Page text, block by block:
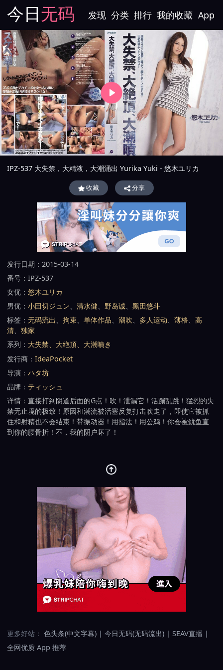
今日无码 发现 分类 排行 我的收藏 App
IPZ-537 大失禁，大精液，大潮涌出 Yurika Yuki - 悠木ユリカ
收藏 分享
发行日期：2015-03-14
番号：IPZ-537
女优：悠木ユリカ
男优：小田切ジュン、清水健、野岛诚、黑田悠斗
标签：无码流出、拘束、单体作品、潮吹、 多人运动、薄格、高
清、独家
系列： 大失禁、大絶頂、大潮噴き
发行商：IdeaPocket
导演：ハタ坊
品牌： ティッシュ
详情：直接打到阴道后面的G点！吹！泄漏它！活蹦乱跳！猛烈的失
禁无止境的极致！原因和潮流被活塞反复打击吹走了，即使它被抓
住和射精也不会结束！带振动器！用指法！用公鸡！你会被鱿鱼直
到你的腰骨折！不，我的阴户坏了！
更多好站： 色头条(中文字幕) |今日无码(无码流出) |SEAV直播 |
全网优质 App 推荐